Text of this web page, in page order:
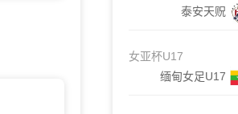
泰安天贶
女亚杯U17
缅甸女足U17